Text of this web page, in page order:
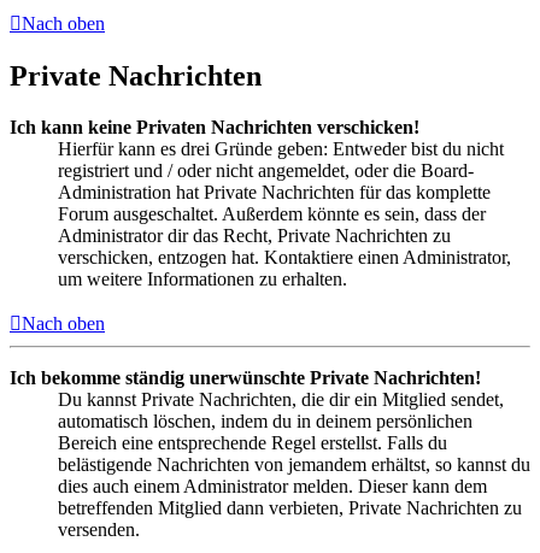
Nach oben
Private Nachrichten
Ich kann keine Privaten Nachrichten verschicken!
Hierfür kann es drei Gründe geben: Entweder bist du nicht
registriert und / oder nicht angemeldet, oder die Board-
Administration hat Private Nachrichten für das komplette
Forum ausgeschaltet. Außerdem könnte es sein, dass der
Administrator dir das Recht, Private Nachrichten zu
verschicken, entzogen hat. Kontaktiere einen Administrator,
um weitere Informationen zu erhalten.
Nach oben
Ich bekomme ständig unerwünschte Private Nachrichten!
Du kannst Private Nachrichten, die dir ein Mitglied sendet,
automatisch löschen, indem du in deinem persönlichen
Bereich eine entsprechende Regel erstellst. Falls du
belästigende Nachrichten von jemandem erhältst, so kannst du
dies auch einem Administrator melden. Dieser kann dem
betreffenden Mitglied dann verbieten, Private Nachrichten zu
versenden.